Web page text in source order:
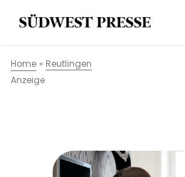
Home » Reutlingen
Anzeige